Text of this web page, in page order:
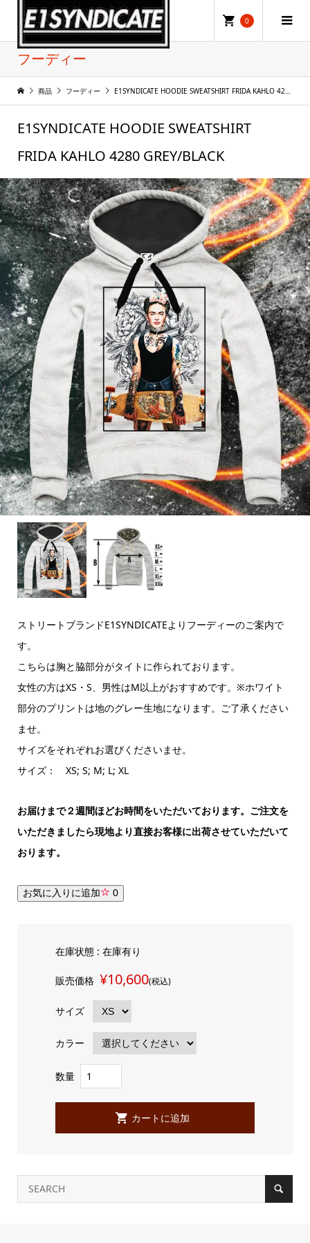
0
フーディー
商品 フーディー E1SYNDICATE HOODIE SWEATSHIRT FRIDA KAHLO 4280 GREY/BLACK
E1SYNDICATE HOODIE SWEATSHIRT
FRIDA KAHLO 4280 GREY/BLACK
ストリートブランドE1SYNDICATEよりフーディーのご案内で
す。
こちらは胸と脇部分がタイトに作られております。
女性の方はXS・S、男性はM以上がおすすめです。※ホワイト
部分のプリントは地のグレー生地になります。ご了承ください
ませ。
サイズをそれぞれお選びくださいませ。
サイズ： XS; S; M; L; XL
お届けまで２週間ほどお時間をいただいております。ご注文を
いただきましたら現地より直接お客様に出荷させていただいて
おります。
お気に入りに追加 0
在庫状態 : 在庫有り
販売価格 ¥10,600(税込)
サイズ
カラー
数量